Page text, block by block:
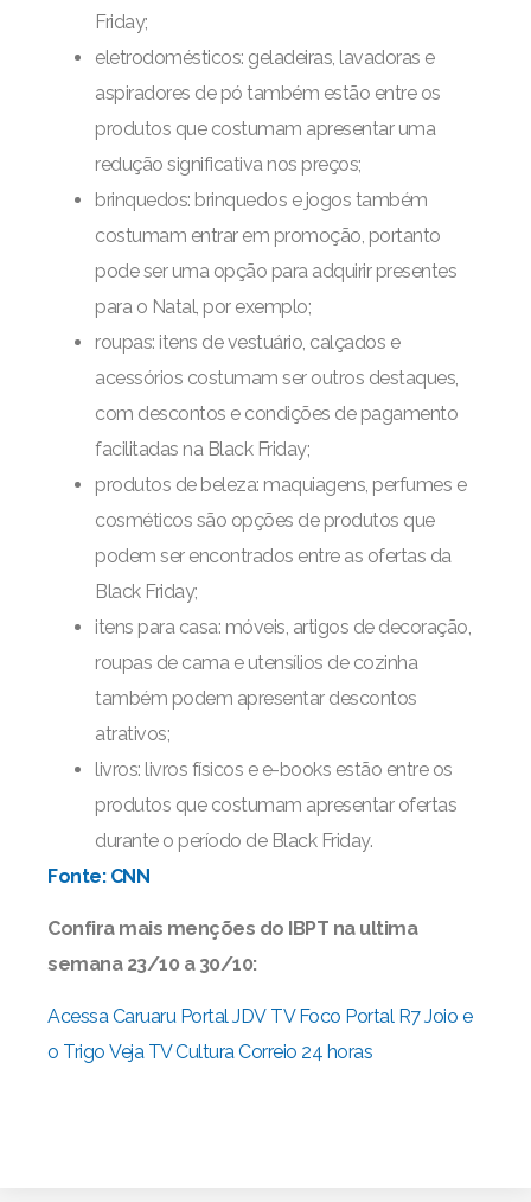
Friday;
eletrodomésticos: geladeiras, lavadoras e
aspiradores de pó também estão entre os
produtos que costumam apresentar uma
redução significativa nos preços;
brinquedos: brinquedos e jogos também
costumam entrar em promoção, portanto
pode ser uma opção para adquirir presentes
para o Natal, por exemplo;
roupas: itens de vestuário, calçados e
acessórios costumam ser outros destaques,
com descontos e condições de pagamento
facilitadas na Black Friday;
produtos de beleza: maquiagens, perfumes e
cosméticos são opções de produtos que
podem ser encontrados entre as ofertas da
Black Friday;
itens para casa: móveis, artigos de decoração,
roupas de cama e utensílios de cozinha
também podem apresentar descontos
atrativos;
livros: livros físicos e e-books estão entre os
produtos que costumam apresentar ofertas
durante o período de Black Friday.
Fonte: CNN
Confira mais menções do IBPT na ultima
semana 23/10 a 30/10:
Acessa Caruaru Portal JDV TV Foco Portal R7Joio e
o Trigo Veja TV CulturaCorreio 24 horas